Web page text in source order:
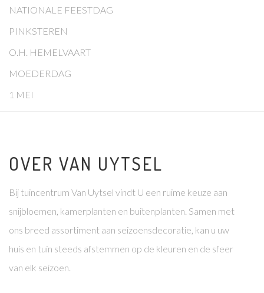
NATIONALE FEESTDAG
PINKSTEREN
O.H. HEMELVAART
MOEDERDAG
1 MEI
OVER VAN UYTSEL
Bij tuincentrum Van Uytsel vindt U een ruime keuze aan
snijbloemen, kamerplanten en buitenplanten. Samen met
ons breed assortiment aan seizoensdecoratie, kan u uw
huis en tuin steeds afstemmen op de kleuren en de sfeer
van elk seizoen.